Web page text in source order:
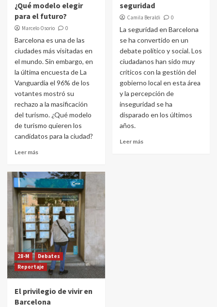
¿Qué modelo elegir
para el futuro?
Marcelo Osorio 0
Barcelona es una de las
ciudades más visitadas en
el mundo. Sin embargo, en
la última encuesta de La
Vanguardia el 96% de los
votantes mostró su
rechazo a la masificación
del turismo. ¿Qué modelo
de turismo quieren los
candidatos para la ciudad?
Leer más
seguridad
Camila Beraldi 0
La seguridad en Barcelona
se ha convertido en un
debate político y social. Los
ciudadanos han sido muy
críticos con la gestión del
gobierno local en esta área
y la percepción de
inseguridad se ha
disparado en los últimos
años.
Leer más
28-M
Debates
Reportaje
El privilegio de vivir en
Barcelona